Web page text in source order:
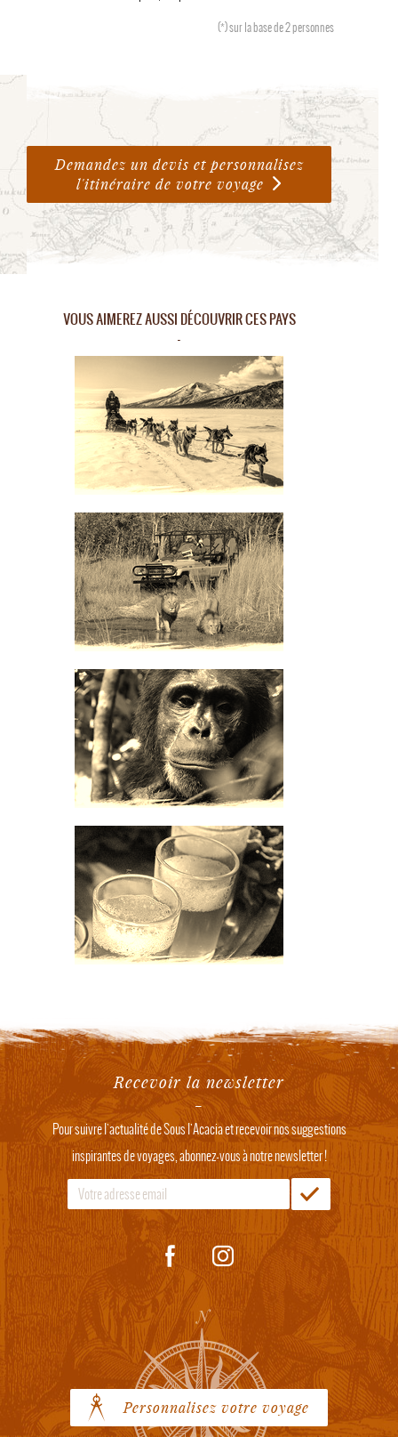
(*)sur la base de 2 personnes
Demandez un devis et personnalisez
l'itinéraire de votre voyage
VOUS AIMEREZ AUSSI DÉCOUVRIR CES PAYS
Recevoir la newsletter
Pour suivre l'actualité de Sous l'Acacia et recevoir nos suggestions
inspirantes de voyages, abonnez-vous à notre newsletter !
Personnalisez votre voyage